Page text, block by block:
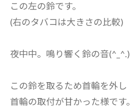
この左の鈴です。
(右のタバコは大きさの比較)
夜中中。鳴り響く鈴の音(^_^.)
この鈴を取るため首輪を外し
首輪の取付が甘かった様です。